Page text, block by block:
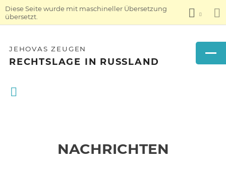
Diese Seite wurde mit maschineller Übersetzung
übersetzt.
JEHOVAS ZEUGEN
RECHTSLAGE IN RUSSLAND
NACHRICHTEN